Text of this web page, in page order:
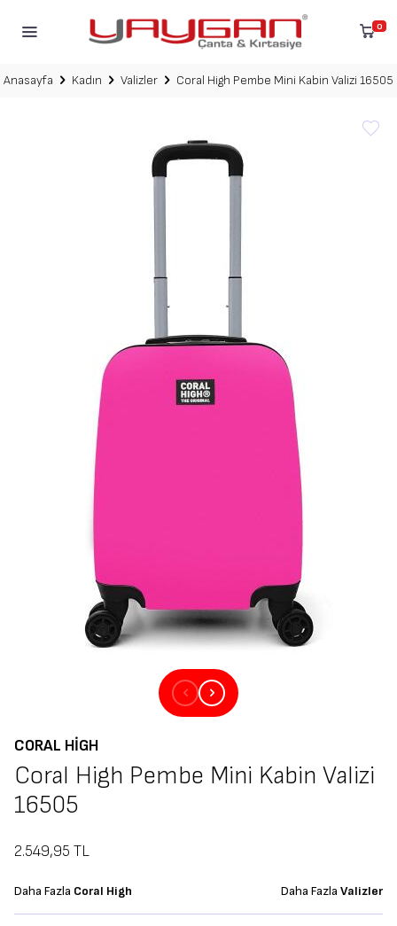
0
Anasayfa Kadın Valizler Coral High Pembe Mini Kabin Valizi 16505
CORAL HIGH
Coral High Pembe Mini Kabin Valizi
16505
2.549,95 TL
Daha Fazla Coral High Daha Fazla Valizler